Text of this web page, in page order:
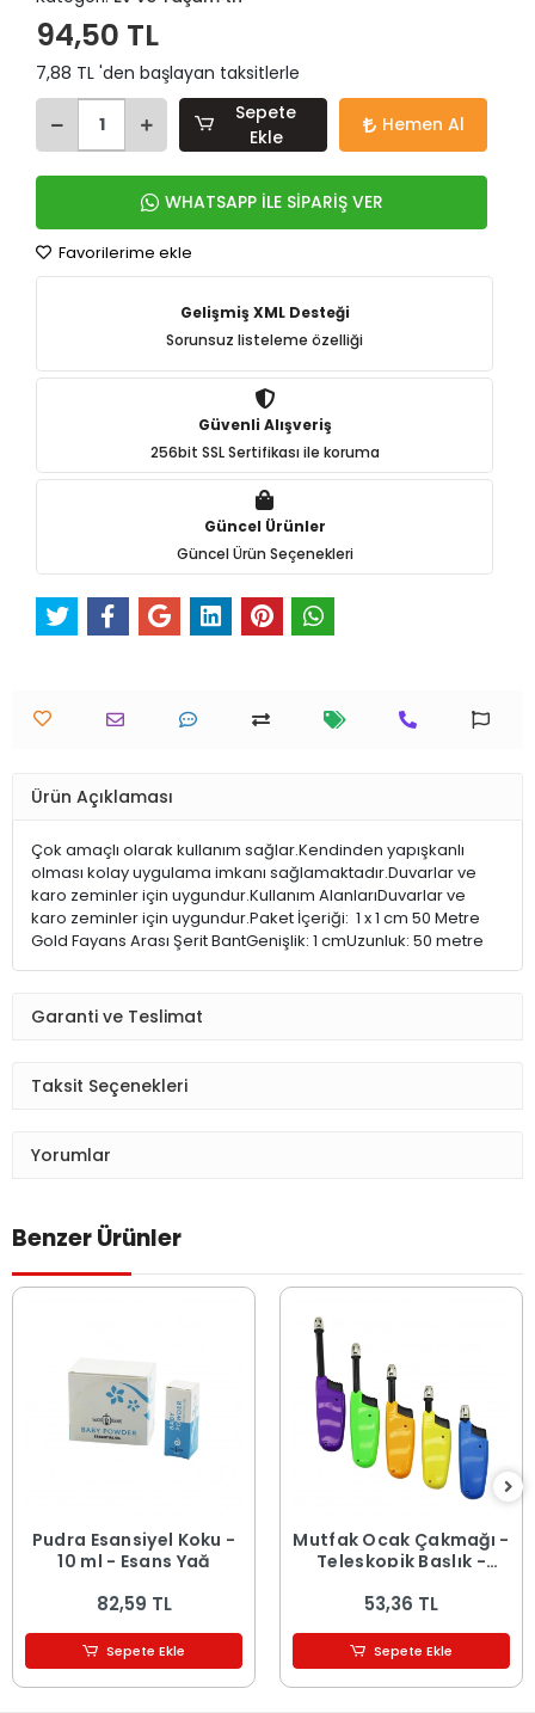
94,50 TL
7,88 TL 'den başlayan taksitlerle
Sepete
Ekle
Hemen Al
WHATSAPP İLE SİPARİŞ VER
Favorilerime ekle
Gelişmiş XML Desteği
Sorunsuz listeleme özelliği
Güvenli Alışveriş
256bit SSL Sertifikası ile koruma
Güncel Ürünler
Güncel Ürün Seçenekleri
Ürün Açıklaması
Çok amaçlı olarak kullanım sağlar.Kendinden yapışkanlı
olması kolay uygulama imkanı sağlamaktadır.Duvarlar ve
karo zeminler için uygundur.Kullanım AlanlarıDuvarlar ve
karo zeminler için uygundur.Paket İçeriği: 1 x 1 cm 50 Metre
Gold Fayans Arası Şerit BantGenişlik: 1 cmUzunluk: 50 metre
Garanti ve Teslimat
Taksit Seçenekleri
Yorumlar
Benzer Ürünler
Pudra Esansiyel Koku -
10 ml - Esans Yağ
82,59 TL
Sepete Ekle
Mutfak Ocak Çakmağı -
Teleskopik Başlık -
53,36 TL
Sepete Ekle